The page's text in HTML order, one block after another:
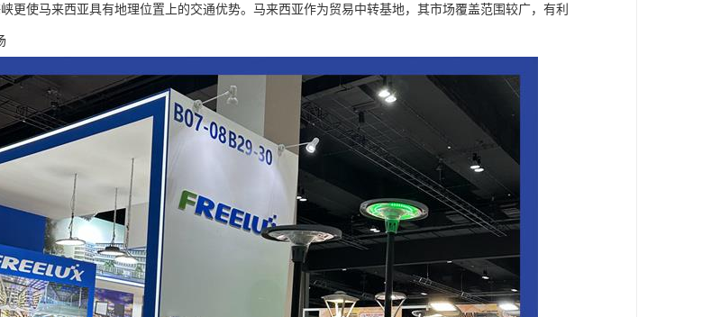
更使马来西亚具有地理位置上的交通优势。马来西亚作为贸易中转基地，其市场覆盖范围较广，有利